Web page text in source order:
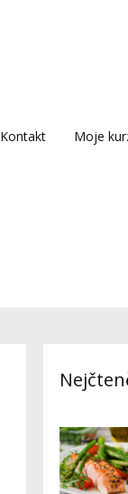
Kontakt Moje